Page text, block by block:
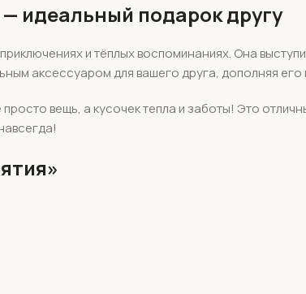
идеальный подарок другу
и тёплых воспоминаниях. Она
аксессуаром для вашего друга, дополняя его
вещь, а кусочек тепла и заботы! Это